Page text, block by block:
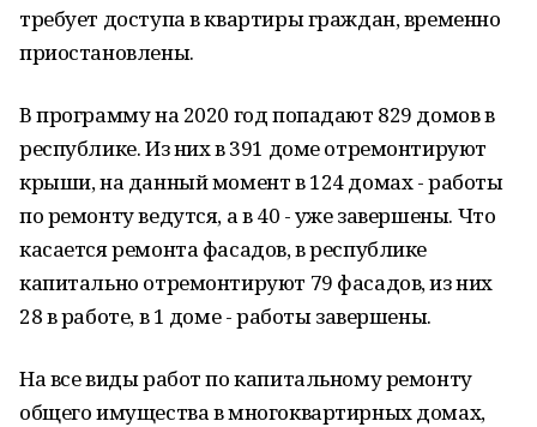
требует доступа в квартиры граждан, временно
приостановлены.
В программу на 2020 год попадают 829 домов в
республике. Из них в 391 доме отремонтируют
крыши, на данный момент в 124 домах - работы
по ремонту ведутся, а в 40 - уже завершены. Что
касается ремонта фасадов, в республике
капитально отремонтируют 79 фасадов, из них
28 в работе, в 1 доме - работы завершены.
На все виды работ по капитальному ремонту
общего имущества в многоквартирных домах,